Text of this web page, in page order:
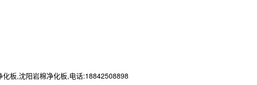
板,沈阳岩棉净化板,电话:18842508898